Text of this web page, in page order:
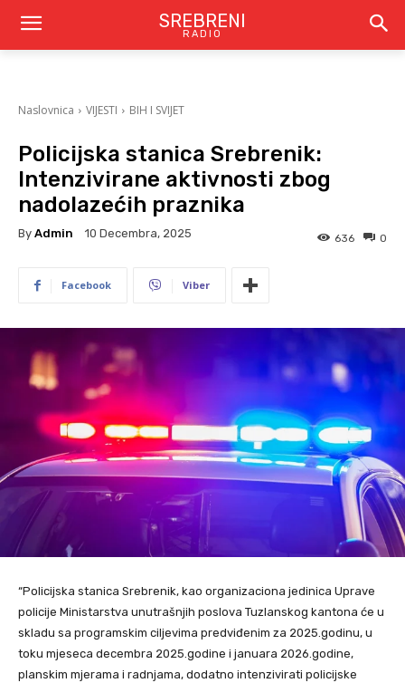
SREBRENI
RADIO
Naslovnica VIJESTI BIH I SVIJET
Policijska stanica Srebrenik:
Intenzivirane aktivnosti zbog
nadolazećih praznika
By Admin 10 Decembra, 2025 0
636
Facebook Viber
“Policijska stanica Srebrenik, kao organizaciona jedinica Uprave
policije Ministarstva unutrašnjih poslova Tuzlanskog kantona će u
skladu sa programskim ciljevima predviđenim za 2025.godinu, u
toku mjeseca decembra 2025.godine i januara 2026.godine,
planskim mjerama i radnjama, dodatno intenzivirati policijske